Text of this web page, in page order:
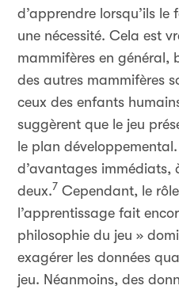
d’apprendre lorsqu’ils le
une nécessité. Cela est
mammifères en général,
des autres mammifères
ceux des enfants
suggèrent que le jeu
le plan
d’avantages immédiats,
deux.7 Cependant, le
l’apprentissage fait
philosophie du jeu »
exagérer les données
jeu. Néanmoins, des